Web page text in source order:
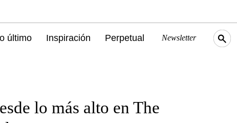
último Inspiración Perpetual Newsletter
lo más alto en The